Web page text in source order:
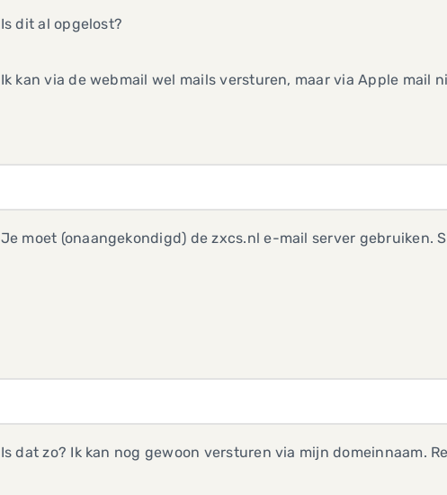
Is dit al opgelost?
Ik kan via de webmail wel mails versturen, maar via Apple mail
Je moet (onaangekondigd) de zxcs.nl e-mail server gebruiken.
Is dat zo? Ik kan nog gewoon versturen via mijn domeinnaam.